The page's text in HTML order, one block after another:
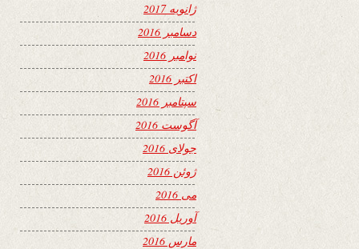
ژانویه 2017
دسامبر 2016
نوامبر 2016
اکتبر 2016
سپتامبر 2016
آگوست 2016
جولای 2016
ژوئن 2016
می 2016
آوریل 2016
مارس 2016